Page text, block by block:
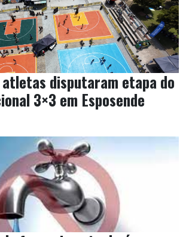
disputaram etapa do
3×3 em Esposende